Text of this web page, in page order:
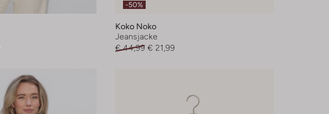
-50%
Koko Noko
Jeansjacke
€ 44,99 € 21,99